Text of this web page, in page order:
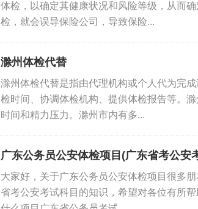
体检，以确定其健康状况和风险等级，从而
检，就会误导保险公司，导致保险...
滁州体检代替
滁州体检代替是指由代理机构或个人代为完
检时间、协调体检机构、提供体检报告等。
时间和精力压力。滁州市内有多...
广东公务员公安体检项目(广东省考公安
大家好，关于广东公务员公安体检项目很多
省考公安考试科目的知识，希望对各位有所